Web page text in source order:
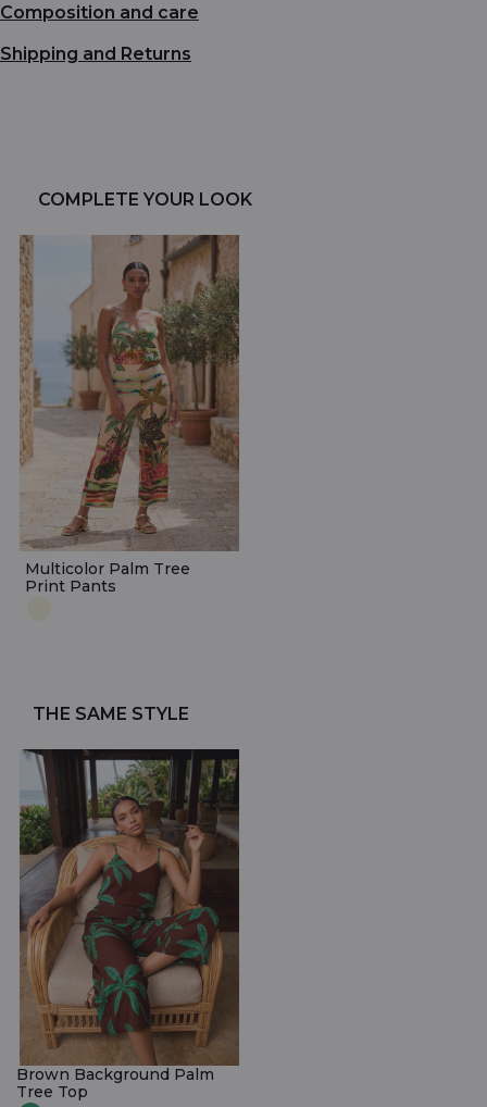
Composition and care
Shipping and Returns
COMPLETE YOUR LOOK
Multicolor Palm Tree
Print Pants
THE SAME STYLE
Brown Background Palm
Tree Top